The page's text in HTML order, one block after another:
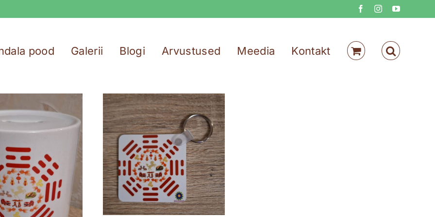
FacebookInstagramYouTube
pood Galerii Blogi Arvustused Meedia Kontakt